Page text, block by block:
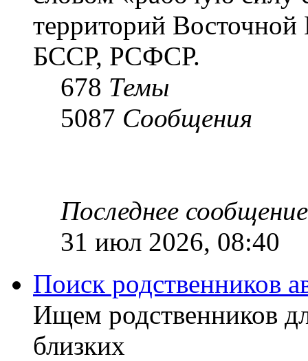
территорий
БССР, РСФСР.
678 Темы
5087 Сообщения
Последнее сообщение
31 июл 2026, 08:40
Поиск родственников
Ищем родственников
близких